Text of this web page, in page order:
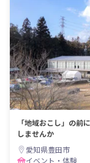
「地域おこし」の前
しませんか
愛知県豊田市
イベント・体験